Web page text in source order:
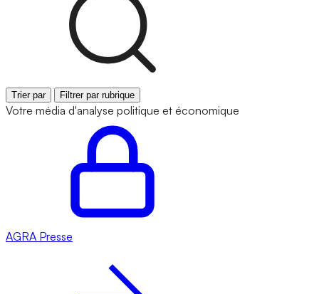
Trier par Filtrer par rubrique
Votre média d'analyse politique et économique
AGRA Presse